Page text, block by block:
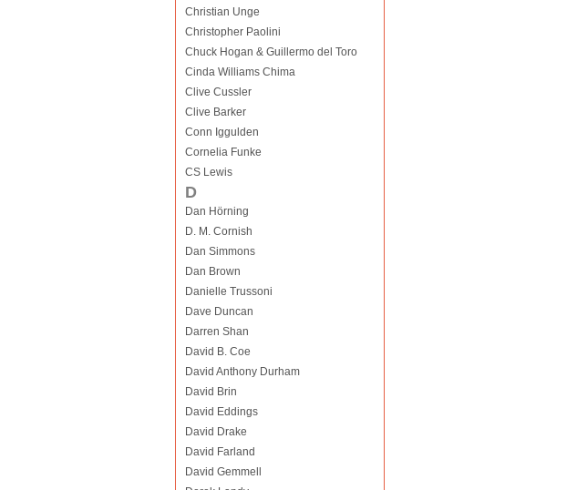
Christian Unge
Christopher Paolini
Chuck Hogan & Guillermo del Toro
Cinda Williams Chima
Clive Cussler
Clive Barker
Conn Iggulden
Cornelia Funke
CS Lewis
D
Dan Hörning
D. M. Cornish
Dan Simmons
Dan Brown
Danielle Trussoni
Dave Duncan
Darren Shan
David B. Coe
David Anthony Durham
David Brin
David Eddings
David Drake
David Farland
David Gemmell